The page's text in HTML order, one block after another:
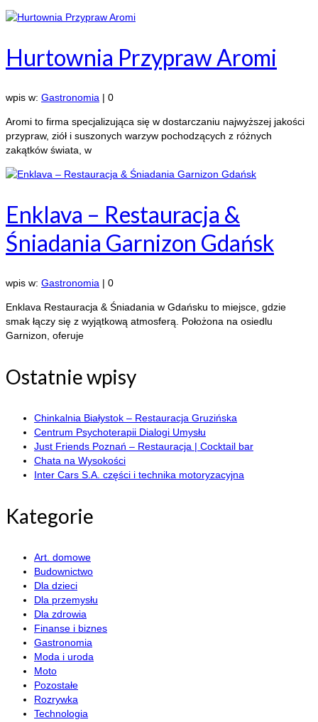
Hurtownia Przypraw Aromi
wpis w: Gastronomia | 0
Aromi to firma specjalizująca się w dostarczaniu najwyższej jakości
przypraw, ziół i suszonych warzyw pochodzących z różnych
zakątków świata, w
Enklava – Restauracja &
Śniadania Garnizon Gdańsk
wpis w: Gastronomia | 0
Enklava Restauracja & Śniadania w Gdańsku to miejsce, gdzie
smak łączy się z wyjątkową atmosferą. Położona na osiedlu
Garnizon, oferuje
Ostatnie wpisy
Chinkalnia Białystok – Restauracja Gruzińska
Centrum Psychoterapii Dialogi Umysłu
Just Friends Poznań – Restauracja | Cocktail bar
Chata na Wysokości
Inter Cars S.A. części i technika motoryzacyjna
Kategorie
Art. domowe
Budownictwo
Dla dzieci
Dla przemysłu
Dla zdrowia
Finanse i biznes
Gastronomia
Moda i uroda
Moto
Pozostałe
Rozrywka
Technologia